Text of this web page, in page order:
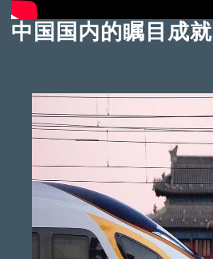
中国国内的瞩目成就